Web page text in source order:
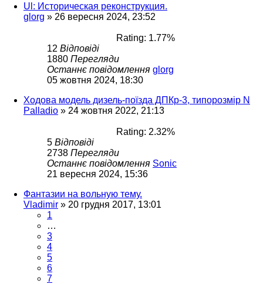
Ul: Историческая реконструкция.
glorg » 26 вересня 2024, 23:52
Rating: 1.77%
12 Відповіді
1880 Перегляди
Останнє повідомлення glorg
05 жовтня 2024, 18:30
Ходова модель дизель-поїзда ДПКр-3, типорозмір N
Palladio » 24 жовтня 2022, 21:13
Rating: 2.32%
5 Відповіді
2738 Перегляди
Останнє повідомлення Sonic
21 вересня 2024, 15:36
Фантазии на вольную тему.
Vladimir » 20 грудня 2017, 13:01
1
…
3
4
5
6
7